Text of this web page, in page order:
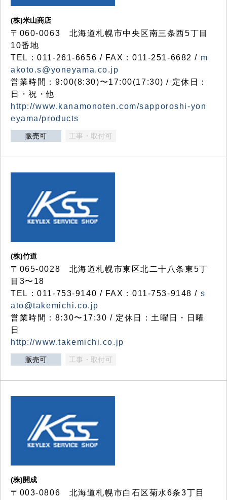
(株)米山商店
〒060-0063 北海道札幌市中央区南三条西5丁目
10番地
TEL：011-261-6656 / FAX：011-251-6682 / m
akoto.s@yoneyama.co.jp
営業時間：9:00(8:30)〜17:00(17:30) / 定休日：
日・祝・他
http://www.kanamonoten.com/sapporoshi-yon
eyama/products
販売可 工事・取付可
(株)竹道
〒065-0028 北海道札幌市東区北二十八条東5丁
目3〜18
TEL：011-753-9140 / FAX：011-753-9148 / s
ato@takemichi.co.jp
営業時間：8:30〜17:30 / 定休日：土曜日・日曜
日
http://www.takemichi.co.jp
販売可 工事・取付可
(株)開成
〒003-0806 北海道札幌市白石区菊水6条3丁目